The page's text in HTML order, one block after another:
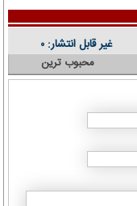
غیر قابل انتشار: ۰
محبوب ترین